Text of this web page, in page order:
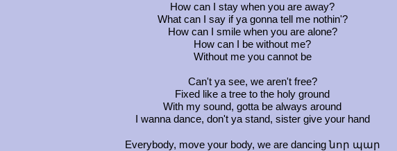
How can I stay when you are away?
What can I say if ya gonna tell me nothin'?
How can I smile when you are alone?
How can I be without me?
Without me you cannot be
Can't ya see, we aren't free?
Fixed like a tree to the holy ground
With my sound, gotta be always around
I wanna dance, don't ya stand, sister give your hand
Everybody, move your body, we are dancing նոր պար